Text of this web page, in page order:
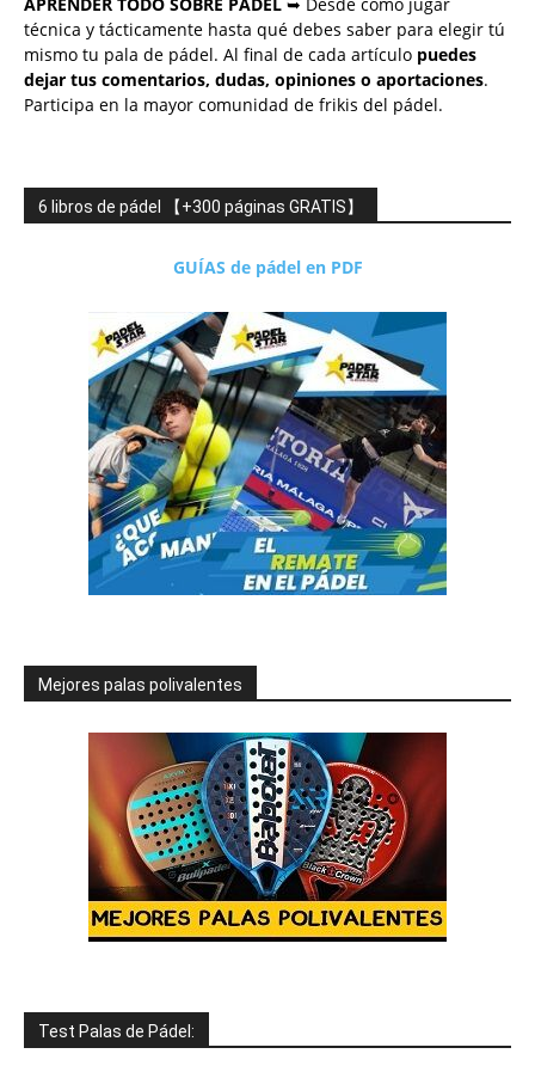
técnica y tácticamente hasta qué debes saber para elegir tú
mismo tu pala de pádel. Al final de cada artículo puedes
dejar tus comentarios, dudas, opiniones o aportaciones.
Participa en la mayor comunidad de frikis del pádel.
6 libros de pádel 【+300 páginas GRATIS】
GUÍAS de pádel en PDF
Mejores palas polivalentes
Test Palas de Pádel: